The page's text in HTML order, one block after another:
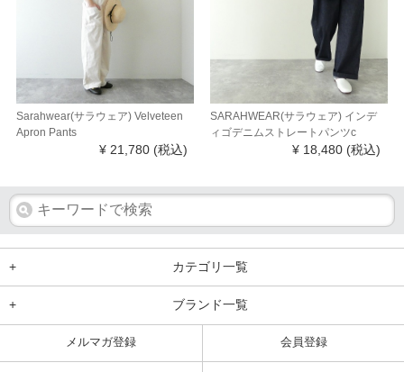
Sarahwear(サラウェア) Velveteen
Apron Pants
¥ 21,780 (税込)
SARAHWEAR(サラウェア) インデ
ィゴデニムストレートパンツc
¥ 18,480 (税込)
+ カテゴリ一覧
+ ブランド一覧
メルマガ登録 会員登録